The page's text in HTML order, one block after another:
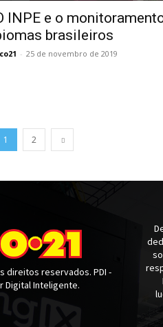
INPE e o
brasileiros
- 25 de novembro de 2019
1 2
direitos reservados. PDI -
Digital Inteligente.